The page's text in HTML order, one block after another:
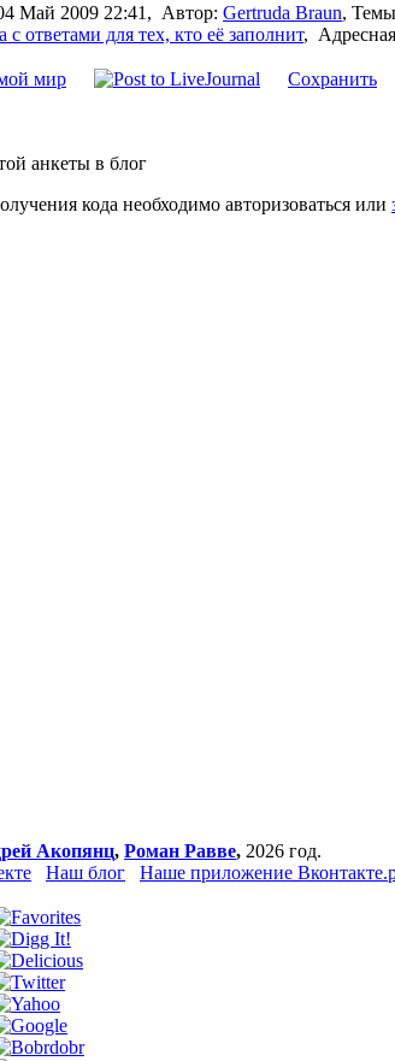
Май 2009 22:41, Автор: Gertruda Braun,
с ответами для тех, кто её заполнит,
мир Сохранить
анкеты в блог
кода необходимо авторизоваться или
Акопянц, Роман Равве, 2026 год.
Наш блог Наше приложение